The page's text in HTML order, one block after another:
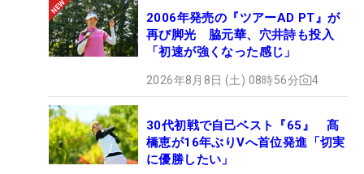
2006年発売の『ツアーAD PT』が
再び脚光 脇元華、穴井詩も投入
「初速が強くなった感じ」
2026年8月8日 (土) 08時56分 4
30代初戦で自己ベスト『65』 髙
橋恵が16年ぶりVへ首位発進「切実
に優勝したい」